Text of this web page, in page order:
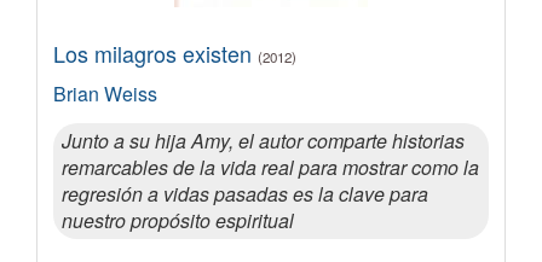
Los milagros existen (2012)
Brian Weiss
Junto a su hija Amy, el autor comparte historias
remarcables de la vida real para mostrar como la
regresión a vidas pasadas es la clave para
nuestro propósito espiritual